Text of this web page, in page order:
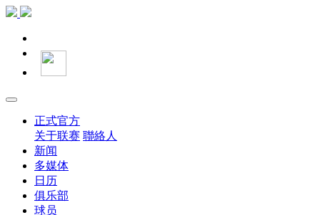
正式官方
关于联赛 聯絡人
新闻
多媒体
日历
俱乐部
球员